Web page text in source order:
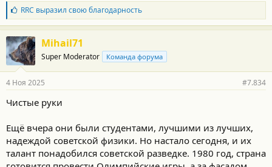
Б
л
а
г
о
д
а
н
с
и
RRC выразил свою благодарность
Mihail71
Super Moderator Команда форума
4 Ноя 2025 #7.834
Чистые руки
Ещё вчера они были студентами, лучшими из лучших,
надеждой советской физики. Но настало сегодня, и их
талант понадобился советской разведке. 1980 год, страна